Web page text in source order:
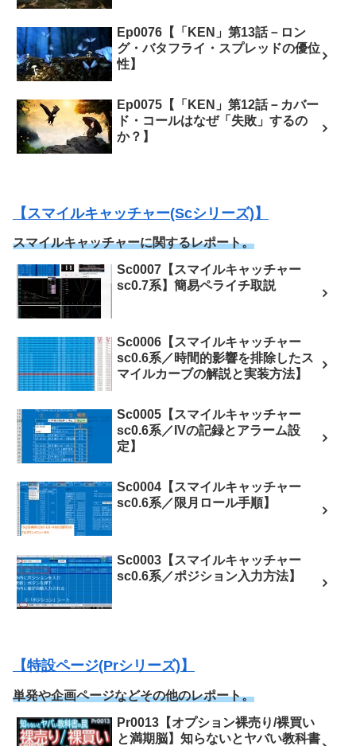
Ep0076【「KEN」第13話－ロン
グ・バタフライ・スプレッドの優位
性】
Ep0075【「KEN」第12話－カバー
ド・コールはなぜ「失敗」するの
か？】
【スマイルキャッチャー(Scシリーズ)】
スマイルキャッチャーに関するレポート。
Sc0007【スマイルキャッチャー
sc0.7系】簡易ペライチ取説
Sc0006【スマイルキャッチャー
sc0.6系／時間的影響を排除したス
マイルカーブの解説と実装方法】
Sc0005【スマイルキャッチャー
sc0.6系／IVの記録とアラーム設
定】
Sc0004【スマイルキャッチャー
sc0.6系／限月ロール手順】
Sc0003【スマイルキャッチャー
sc0.6系／ポジション入力方法】
【特設ページ(Prシリーズ)】
単発や企画ページなどその他のレポート。
Pr0013【オプション裸売り/裸買い
と満期脳】知らないとヤバい教科書